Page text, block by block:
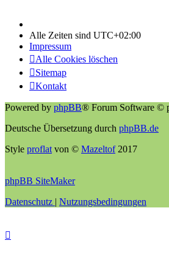
Alle Zeiten sind UTC+02:00
Impressum
Alle Cookies löschen
Sitemap
Kontakt
Powered by phpBB® Forum Software ©
Deutsche Übersetzung durch phpBB.de
Style proflatvon © Mazeltof2017
phpBB SiteMaker
Datenschutz | Nutzungsbedingungen